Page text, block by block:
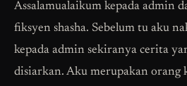
Assalamualaikum kepada admin
fiksyen shasha. Sebelum tu aku
kepada admin sekiranya cerita
disiarkan. Aku merupakan orang